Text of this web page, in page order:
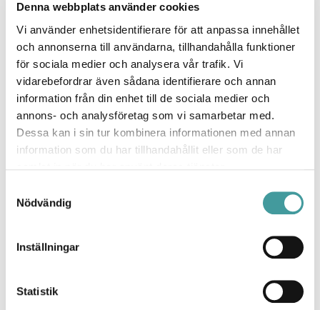
Denna webbplats använder cookies
Vi använder enhetsidentifierare för att anpassa innehållet
och annonserna till användarna, tillhandahålla funktioner
för sociala medier och analysera vår trafik. Vi
vidarebefordrar även sådana identifierare och annan
information från din enhet till de sociala medier och
annons- och analysföretag som vi samarbetar med.
Dessa kan i sin tur kombinera informationen med annan
information som du har tillhandahållit eller som de har
Nödvändig
Inställningar
Statistik